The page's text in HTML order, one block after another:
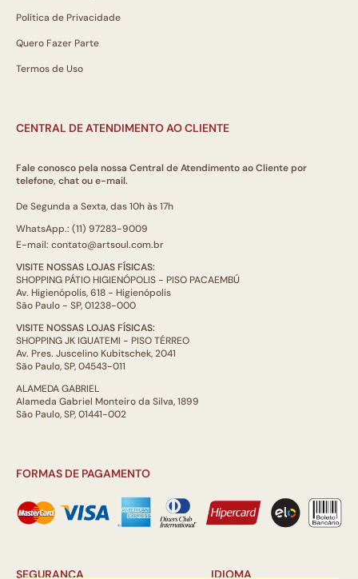
Política de Privacidade
Quero Fazer Parte
Termos de Uso
CENTRAL DE ATENDIMENTO AO CLIENTE
Fale conosco pela nossa Central de Atendimento ao Cliente por
telefone, chat ou e-mail.
De Segunda a Sexta, das 10h às 17h
WhatsApp.: (11) 97283-9009
E-mail: contato@artsoul.com.br
VISITE NOSSAS LOJAS FÍSICAS:
SHOPPING PÁTIO HIGIENÓPOLIS - PISO PACAEMBÚ
Av. Higienópolis, 618 - Higienópolis
São Paulo - SP, 01238-000
VISITE NOSSAS LOJAS FÍSICAS:
SHOPPING JK IGUATEMI - PISO TÉRREO
Av. Pres. Juscelino Kubitschek, 2041
São Paulo, SP, 04543-011
ALAMEDA GABRIEL
Alameda Gabriel Monteiro da Silva, 1899
São Paulo, SP, 01441-002
FORMAS DE PAGAMENTO
SEGURANÇA IDIOMA